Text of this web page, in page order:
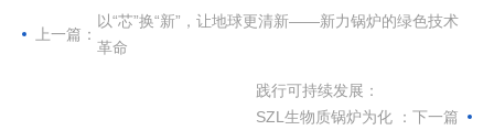
上一篇：
以“芯”换“新”，让地球更清新——新力锅炉的绿色技术
革命
践行可持续发展：
SZL生物质锅炉为化
：下一篇